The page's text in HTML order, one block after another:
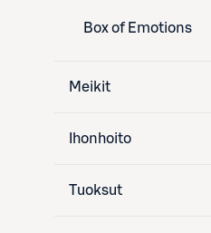
Box of Emotions
Meikit
Ihonhoito
Tuoksut